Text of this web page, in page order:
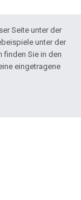
Seite unter der
unter der
finden Sie in den
eingetragene